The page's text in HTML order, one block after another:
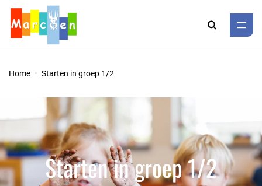
Zoeken
Home Starten in groep 1/2
Starten in groep 1/2